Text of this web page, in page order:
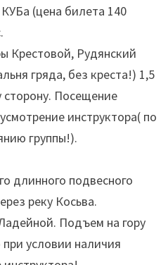
(цена билета 140
Крестовой, Рудянский
гряда, без креста!) 1,5
сторону. Посещение
инструктора( по
группы!).
длинного подвесного
реку Косьва.
Подъем на гору
условии наличия